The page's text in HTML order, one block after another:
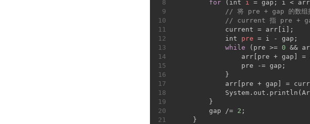
8
9
10
11
12
13
14
15
16
17
18
19
20
21
for ( int i = gap; i <
// 将 pre + gap 的数组插
// current 指 pre +
            current = arr[i];
int
pre = i - gap;
while (pre >= 0 &&
arr[pre + gap] =
                pre -= gap;
            }
arr[pre + gap] =
        }
        gap /=
2 ;
    }